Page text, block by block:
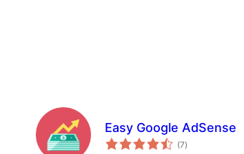
Easy Google AdSense
(7valoraciones
en
)